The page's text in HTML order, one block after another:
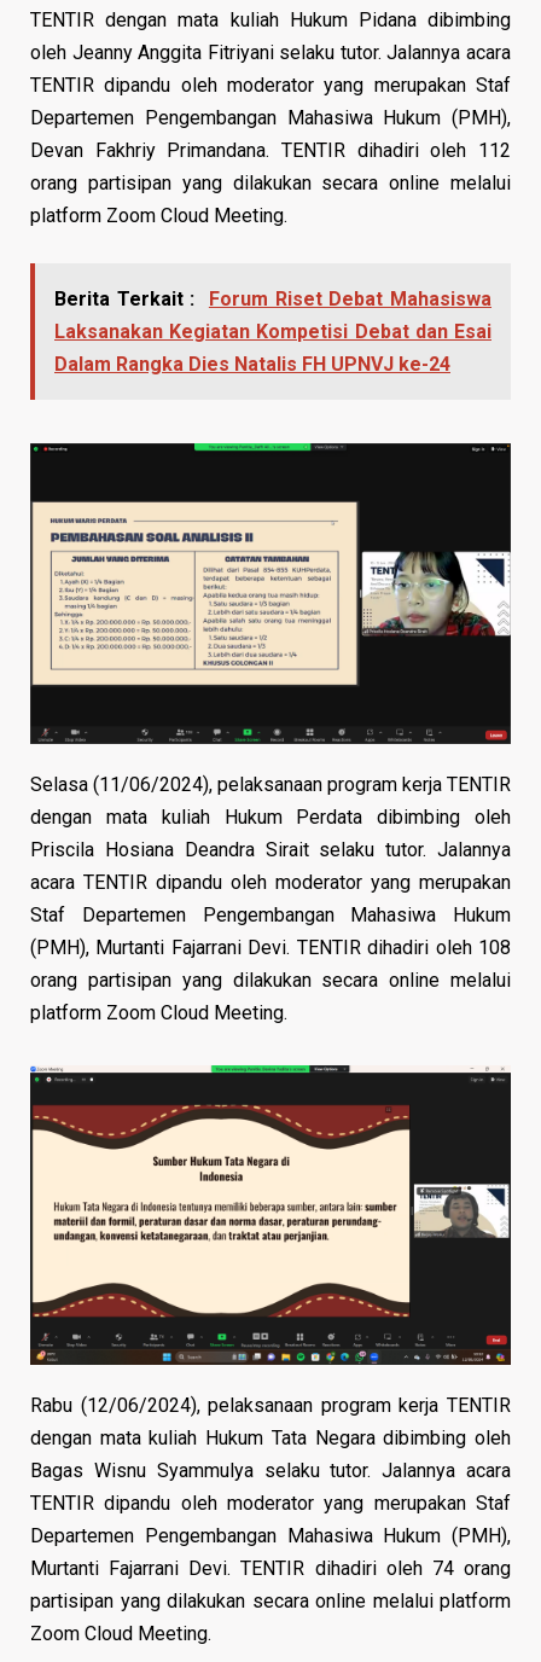
TENTIR dengan mata kuliah Hukum Pidana dibimbing
oleh Jeanny Anggita Fitriyani selaku tutor. Jalannya acara
TENTIR dipandu oleh moderator yang merupakan Staf
Departemen Pengembangan Mahasiwa Hukum (PMH),
Devan Fakhriy Primandana. TENTIR dihadiri oleh 112
orang partisipan yang dilakukan secara online melalui
platform Zoom Cloud Meeting.
Berita Terkait :
Forum Riset Debat Mahasiswa
Laksanakan Kegiatan Kompetisi Debat dan Esai
Dalam Rangka Dies Natalis FH UPNVJ ke-24
Selasa (11/06/2024), pelaksanaan program kerja TENTIR
dengan mata kuliah Hukum Perdata dibimbing oleh
Priscila Hosiana Deandra Sirait selaku tutor. Jalannya
acara TENTIR dipandu oleh moderator yang merupakan
Staf Departemen Pengembangan Mahasiwa Hukum
(PMH), Murtanti Fajarrani Devi. TENTIR dihadiri oleh 108
orang partisipan yang dilakukan secara online melalui
platform Zoom Cloud Meeting.
Rabu (12/06/2024), pelaksanaan program kerja TENTIR
dengan mata kuliah Hukum Tata Negara dibimbing oleh
Bagas Wisnu Syammulya selaku tutor. Jalannya acara
TENTIR dipandu oleh moderator yang merupakan Staf
Departemen Pengembangan Mahasiwa Hukum (PMH),
Murtanti Fajarrani Devi. TENTIR dihadiri oleh 74 orang
partisipan yang dilakukan secara online melalui platform
Zoom Cloud Meeting.